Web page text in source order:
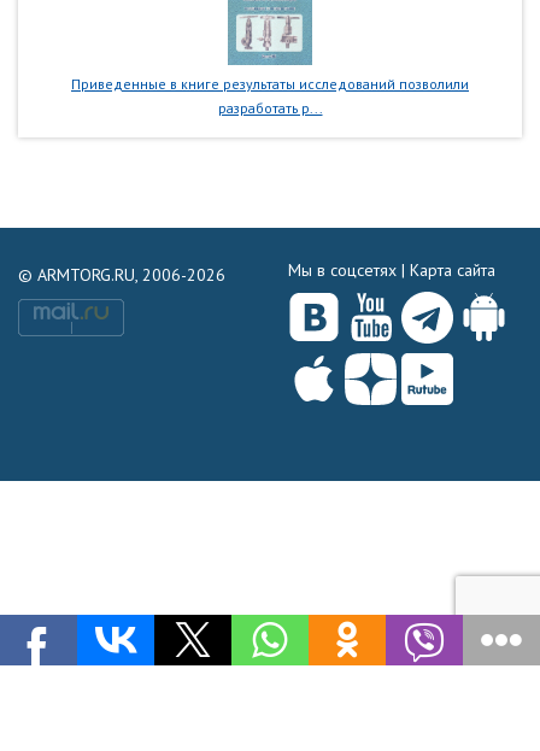
Приведенные в книге результаты исследований позволили
разработать р...
© ARMTORG.RU, 2006-2026 Мы в соцсетях | Карта сайта